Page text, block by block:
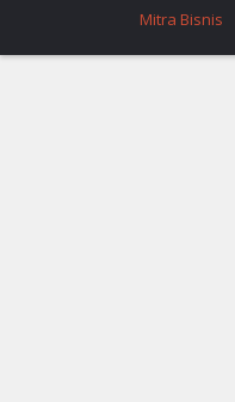
Mitra Bisnis